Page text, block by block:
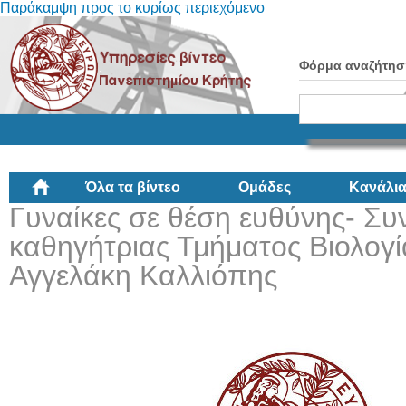
Παράκαμψη προς το κυρίως περιεχόμενο
Φόρμα
Όλα τα βίντεο Ομάδες Κανάλια
Γυναίκες σε θέση ευθύνης-
καθηγήτριας Τμήματος
Αγγελάκη Καλλιόπης